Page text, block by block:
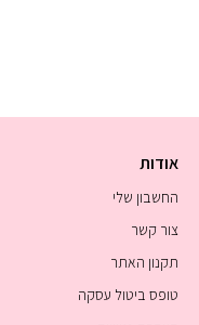
אודות
החשבון שלי
צור קשר
תקנון האתר
טופס ביטול עסקה